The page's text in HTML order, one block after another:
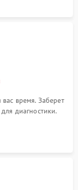
время. Заберет
диагностики.